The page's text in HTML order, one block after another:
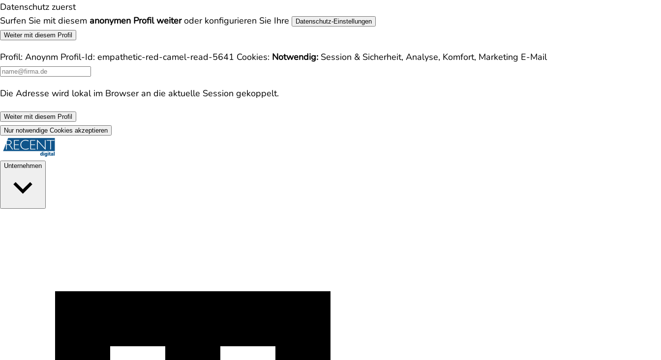
Datenschutz zuerst
Surfen Sie mit diesem anonymen Profil weiteroder konfigurieren Sie Ihre
Datenschutz-Einstellungen
Weiter mit diesem Profil
Profil: Anoynm Profil-Id: empathetic-red-camel-read-5641 Cookies: Notwendig: Session & Sicherheit, Analyse, Komfort, Marketing E-Mail
Die Adresse wird lokal im Browser an die aktuelle Session gekoppelt.
Weiter mit diesem Profil
Nur notwendige Cookies akzeptieren
Unternehmen